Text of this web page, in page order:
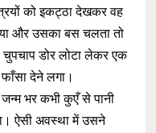
को इकट्ठा देखकर वह
और उसका बस चलता तो
चुपचाप डोर लोटा लेकर एक
देने लगा।
जन्म भर कभी कुएँ से पानी
ऐसी अवस्था में उसने